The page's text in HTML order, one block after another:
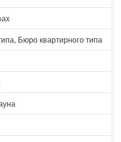
Бюро квартирного типа